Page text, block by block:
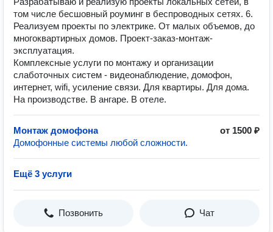
том числе бесшовный роуминг в беспроводных сетях. 6.
Реализуем проекты по электрике. От малых объемов, до
многоквартирных домов. Проект-заказ-монтаж-
эксплуатация.
Комплексные услуги по монтажу и организации
слаботочных систем - видеонаблюдение, домофон,
интернет, wifi, усиление связи. Для квартиры. Для дома.
На производстве. В ангаре. В отеле.
Монтаж домофона
от 1500 ₽
Домофонные системы любой сложности.
Ещё 3 услуги
Позвонить Чат